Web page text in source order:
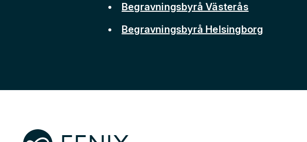
Begravningsbyrå Västerås
Begravningsbyrå Helsingborg